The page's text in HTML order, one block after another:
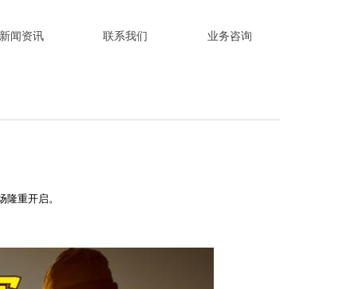
新闻资讯 联系我们 业务咨询
重开启。